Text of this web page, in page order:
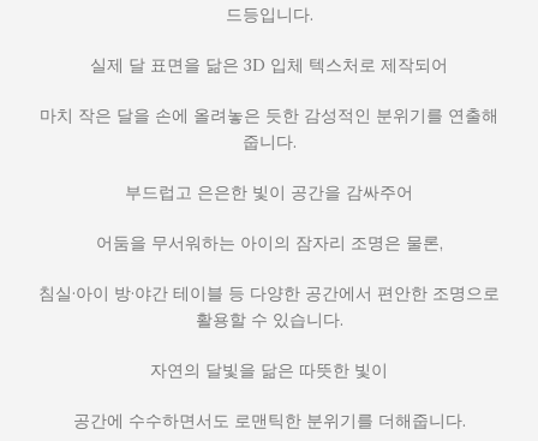
드등입니다.
실제 달 표면을 닮은 3D 입체 텍스처로 제작되어
마치 작은 달을 손에 올려놓은 듯한 감성적인 분위기를 연출해
줍니다.
부드럽고 은은한 빛이 공간을 감싸주어
어둠을 무서워하는 아이의 잠자리 조명은 물론,
침실·아이 방·야간 테이블 등 다양한 공간에서 편안한 조명으로
활용할 수 있습니다.
자연의 달빛을 닮은 따뜻한 빛이
공간에 수수하면서도 로맨틱한 분위기를 더해줍니다.